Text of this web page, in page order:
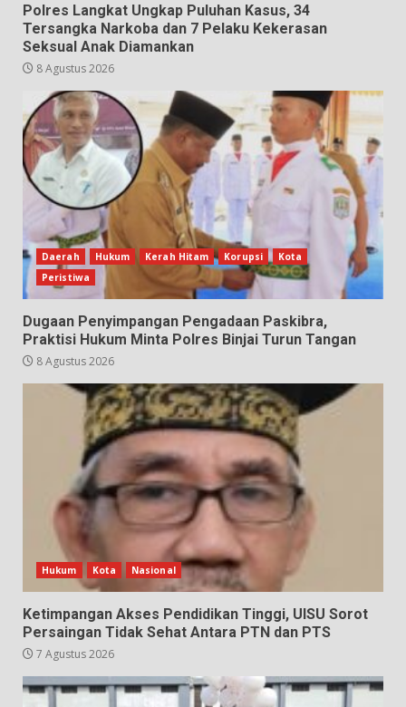
Polres Langkat Ungkap Puluhan Kasus, 34
Tersangka Narkoba dan 7 Pelaku Kekerasan
Seksual Anak Diamankan
8 Agustus 2026
Daerah Hukum Kerah Hitam Korupsi
Kota
Peristiwa
Dugaan Penyimpangan Pengadaan Paskibra,
Praktisi Hukum Minta Polres Binjai Turun Tangan
8 Agustus 2026
Hukum Kota Nasional
Ketimpangan Akses Pendidikan Tinggi, UISU Sorot
Persaingan Tidak Sehat Antara PTN dan PTS
7 Agustus 2026